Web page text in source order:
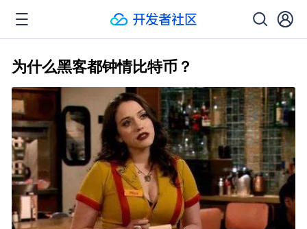
为什么黑客都钟情比特币？